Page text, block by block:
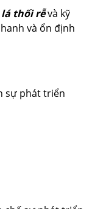
thối rễvà kỹ
và ổn định
sự phát triển